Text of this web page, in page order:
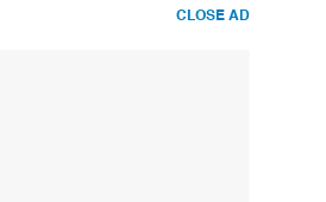
CLOSE AD